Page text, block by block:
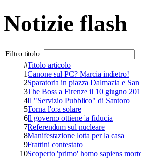
Notizie flash
Filtro titolo
#Titolo articolo
1Canone sul PC? Marcia indietro!
2Sparatoria in piazza Dalmazia e
3The Boss a Firenze il 10 giugno
4Il "Servizio Pubblico" di Santoro
5Torna l'ora solare
6Il governo ottiene la fiducia
7Referendum sul nucleare
8Manifestazione lotta per la casa
9Frattini contestato
10Scoperto 'primo' homo sapiens